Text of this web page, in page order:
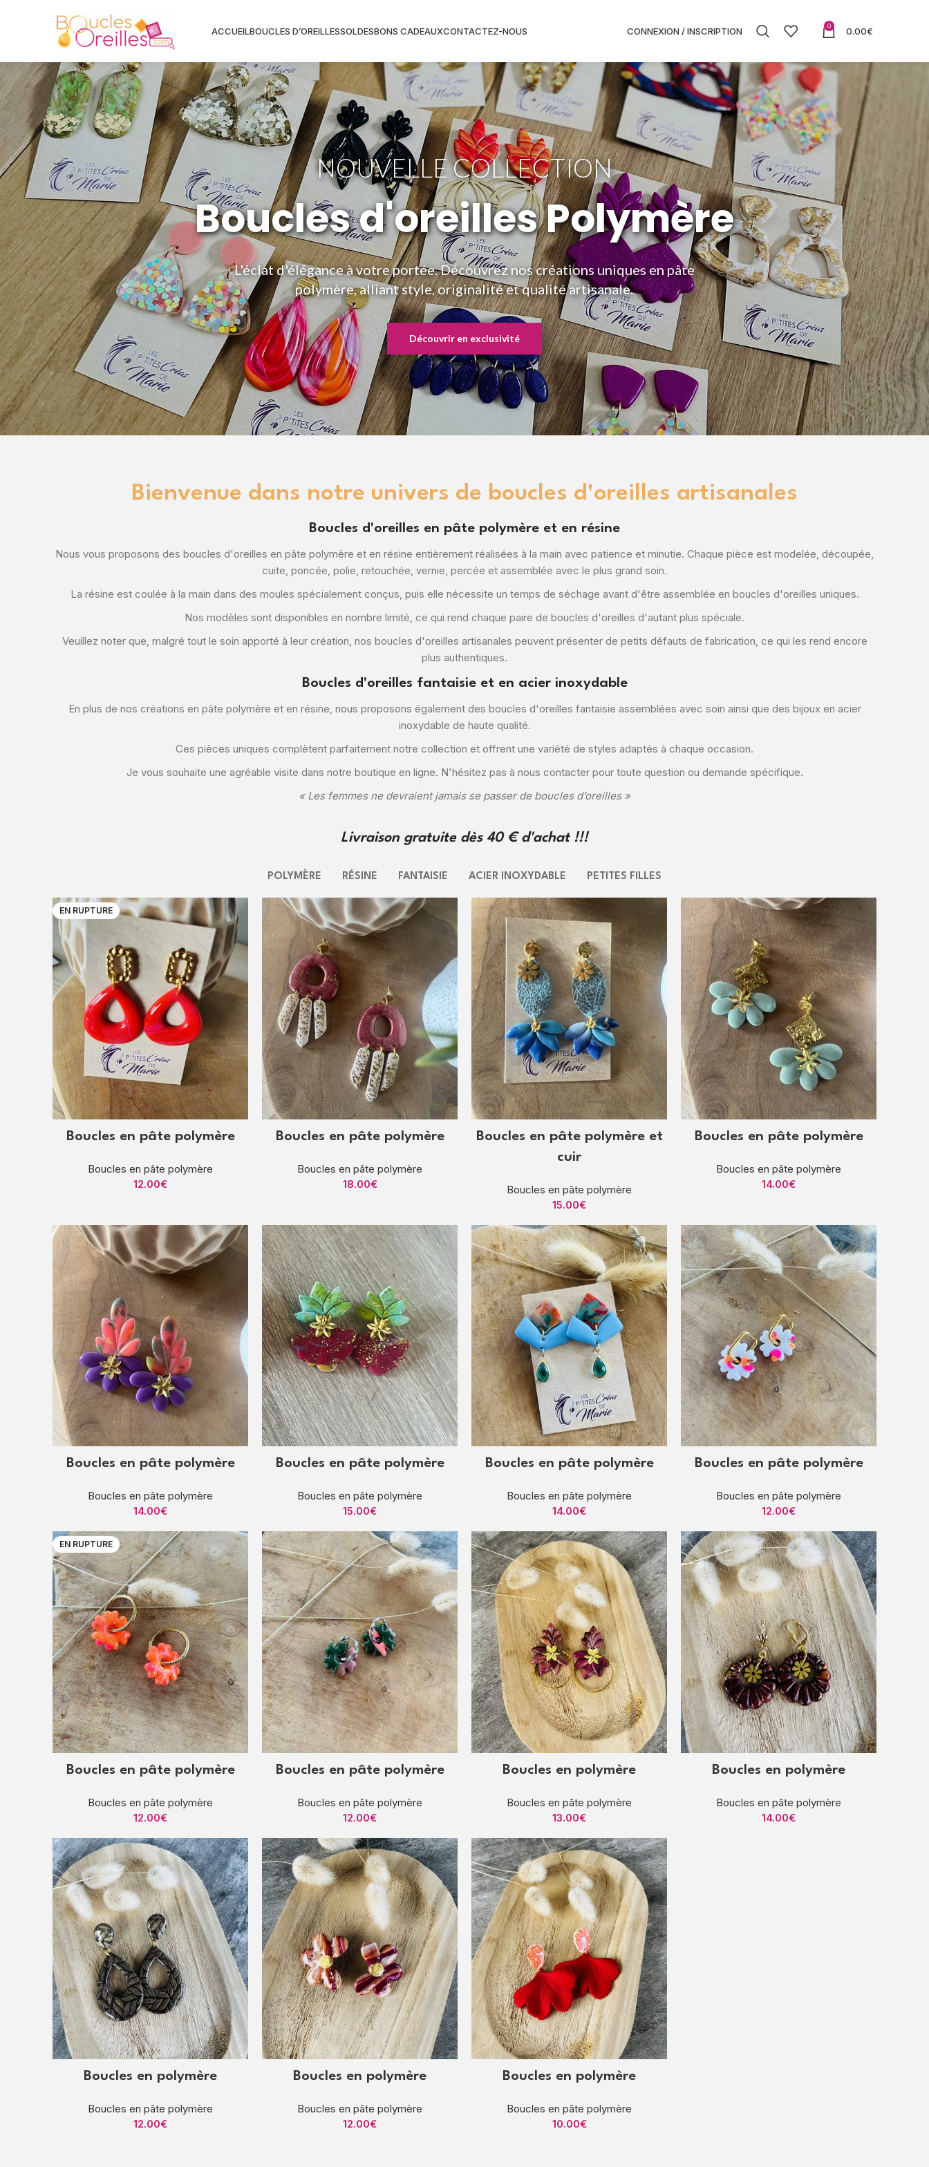
ACCUEILBOUCLES D’OREILLESSOLDESBONS CADEAUXCONTACTEZ-NOUS CONNEXION / INSCRIPTION 0 0.00€
Boucles d'oreilles Polymère
Découvrir en exclusivité
NOUVELLE COLLECTION
L'éclat d'élégance à votre portée. Découvrez nos créations uniques en pâte
polymère, alliant style, originalité et qualité artisanale.
Bienvenue dans notre univers de boucles d'oreilles artisanales
Boucles d'oreilles en pâte polymère et en résine
Nous vous proposons des boucles d'oreilles en pâte polymère et en résine entièrement réalisées à la main avec patience et minutie. Chaque pièce est modelée, découpée,
cuite, poncée, polie, retouchée, vernie, percée et assemblée avec le plus grand soin.
La résine est coulée à la main dans des moules spécialement conçus, puis elle nécessite un temps de séchage avant d'être assemblée en boucles d'oreilles uniques.
Nos modèles sont disponibles en nombre limité, ce qui rend chaque paire de boucles d'oreilles d'autant plus spéciale.
Veuillez noter que, malgré tout le soin apporté à leur création, nos boucles d'oreilles artisanales peuvent présenter de petits défauts de fabrication, ce qui les rend encore
plus authentiques.
Boucles d'oreilles fantaisie et en acier inoxydable
En plus de nos créations en pâte polymère et en résine, nous proposons également des boucles d'oreilles fantaisie assemblées avec soin ainsi que des bijoux en acier
inoxydable de haute qualité.
Ces pièces uniques complètent parfaitement notre collection et offrent une variété de styles adaptés à chaque occasion.
Je vous souhaite une agréable visite dans notre boutique en ligne. N'hésitez pas à nous contacter pour toute question ou demande spécifique.
« Les femmes ne devraient jamais se passer de boucles d’oreilles »
Livraison gratuite dès 40 € d'achat !!!
POLYMÈRE RÉSINE FANTAISIE ACIER INOXYDABLE PETITES FILLES
EN RUPTURE
Boucles en pâte polymère
Boucles en pâte polymère
12.00€
Boucles en pâte polymère
Boucles en pâte polymère
18.00€
Boucles en pâte polymère et
cuir
Boucles en pâte polymère
15.00€
Boucles en pâte polymère
Boucles en pâte polymère
14.00€
Boucles en pâte polymère
Boucles en pâte polymère
14.00€
Boucles en pâte polymère
Boucles en pâte polymère
15.00€
Boucles en pâte polymère
Boucles en pâte polymère
14.00€
Boucles en pâte polymère
Boucles en pâte polymère
12.00€
EN RUPTURE
Boucles en pâte polymère
Boucles en pâte polymère
12.00€
Boucles en pâte polymère
Boucles en pâte polymère
12.00€
Boucles en polymère
Boucles en pâte polymère
13.00€
Boucles en polymère
Boucles en pâte polymère
14.00€
Boucles en polymère
Boucles en pâte polymère
12.00€
Boucles en polymère
Boucles en pâte polymère
12.00€
Boucles en polymère
Boucles en pâte polymère
10.00€